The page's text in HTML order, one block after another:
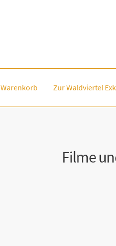
Warenkorb Zur Waldviertel
Filme